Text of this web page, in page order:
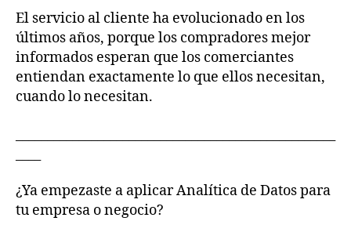
El servicio al cliente ha evolucionado en los
últimos años, porque los compradores mejor
informados esperan que los comerciantes
entiendan exactamente lo que ellos necesitan,
cuando lo necesitan.
¿Ya empezaste a aplicar Analítica de Datos para
tu empresa o negocio?